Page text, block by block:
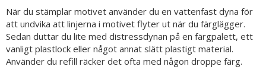
När du stämplar motivet använder du en vattenfast dyna för
att undvika att linjerna i motivet flyter ut när du färglägger.
Sedan duttar du lite med distressdynan på en färgpalett, ett
vanligt plastlock eller något annat slätt plastigt material.
Använder du refill räcker det ofta med någon droppe färg.